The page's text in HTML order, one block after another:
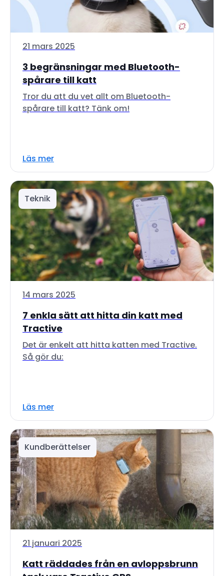
21 mars 2025
3 begränsningar med Bluetooth-
spårare till katt
Tror du att du vet allt om Bluetooth-
spårare till katt? Tänk om!
Läs mer
Teknik
14 mars 2025
7 enkla sätt att hitta din katt med
Tractive
Det är enkelt att hitta katten med Tractive.
Så gör du:
Läs mer
Kundberättelser
21 januari 2025
Katt räddades från en avloppsbrunn